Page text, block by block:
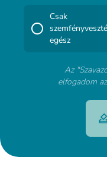
Csak
egész
Az
elfogadom